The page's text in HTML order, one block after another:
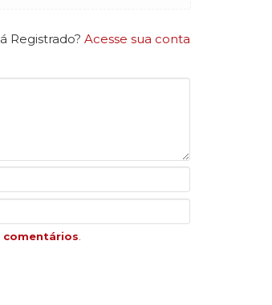
Registrado? Acesse sua conta
comentários.